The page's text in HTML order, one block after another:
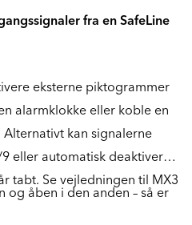
fra en SafeLine
eksterne piktogrammer
alarmklokke eller koble en
kan signalerne
eller automatisk deaktiveres,
tabt. Se vejledningen til MX3
og åben i den anden – så er